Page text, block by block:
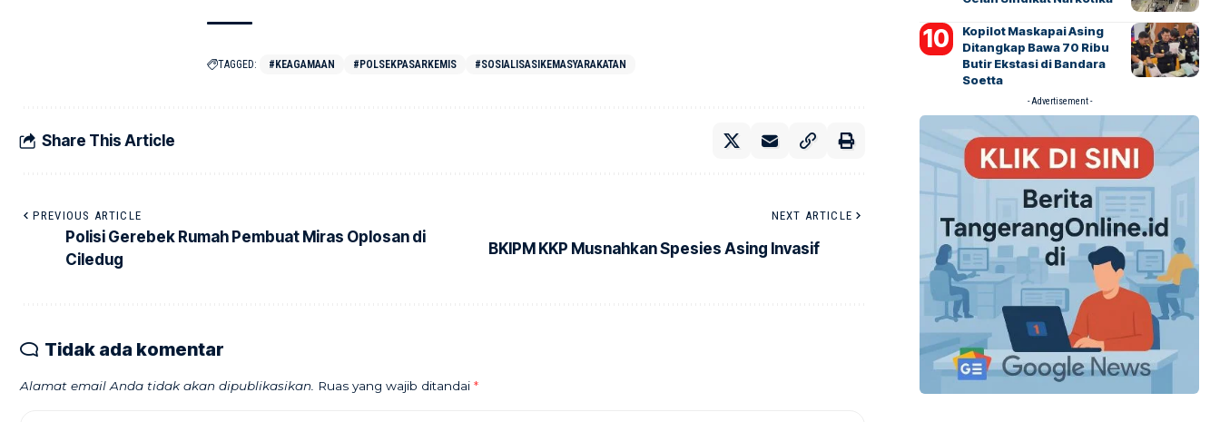
TAGGED: #KEAGAMAAN #POLSEKPASARKEMIS #SOSIALISASIKEMASYARAKATAN
Share This Article
PREVIOUS ARTICLE
Polisi Gerebek Rumah Pembuat Miras Oplosan di
Ciledug
NEXT ARTICLE
BKIPM KKP Musnahkan Spesies Asing Invasif
Tidak ada komentar
Alamat email Anda tidak akan dipublikasikan. Ruas yang wajib ditandai *
Kopilot Maskapai Asing
Ditangkap Bawa 70 Ribu
Butir Ekstasi di Bandara
Soetta
- Advertisement -